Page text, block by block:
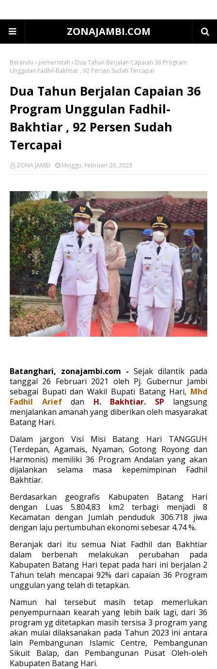
ZONAJAMBI.COM
Beranda pemerintah
Dua Tahun Berjalan Capaian 36 Program
Unggulan Fadhil-Bakhtiar , 92 Persen Sudah Tercapai
Dua Tahun Berjalan Capaian 36
Program Unggulan Fadhil-
Bakhtiar , 92 Persen Sudah
Tercapai
ZONA JAMBI Minggu, Februari 26, 2023
Batanghari, zonajambi.com - Sejak dilantik pada
tanggal 26 Februari 2021 oleh Pj. Gubernur Jambi
sebagai Bupati dan Wakil Bupati Batang Hari, Mhd
Fadhil Arief dan H. Bakhtiar. SP langsung
menjalankan amanah yang diberikan oleh masyarakat
Batang Hari.
Dalam jargon Visi Misi Batang Hari TANGGUH
(Terdepan, Agamais, Nyaman, Gotong Royong dan
Harmonis) memiliki 36 Program Andalan yang akan
dijalankan selama masa kepemimpinan Fadhil
Bakhtiar.
Berdasarkan geografis Kabupaten Batang Hari
dengan Luas 5.804,83 km2 terbagi menjadi 8
Kecamatan dengan Jumlah penduduk 306.718 jiwa
dengan laju pertumbuhan ekonomi sebesar 4.74 %.
Beranjak dari itu semua Niat Fadhil dan Bakhtiar
dalam berbenah melakukan perubahan pada
Kabupaten Batang Hari tepat pada hari ini berjalan 2
Tahun telah mencapai 92% dari capaian 36 Program
unggulan yang telah di tetapkan.
Namun hal tersebut masih tetap memerlukan
penyempurnaan kearah yang lebih baik lagi, dari 36
program yg ditetapkan masih tersisa 3 program yang
akan mulai dilaksanakan pada Tahun 2023 ini antara
lain Pembangunan Islamic Centre, Pembangunan
Sikuit Balap, dan Pembangunan Pusat Oleh-oleh
Kabupaten Batang Hari.